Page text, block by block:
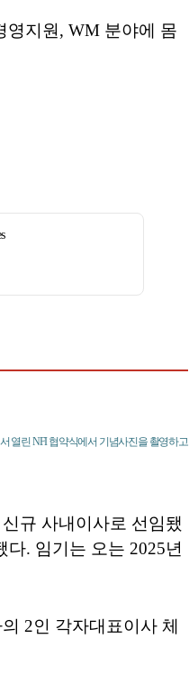
영지원, WM 분야에 몸
열린 NFI 협약식에서 기념사진을 촬영하고
규 사내이사로 선임됐
. 임기는 오는 2025년
2인 각자대표이사 체